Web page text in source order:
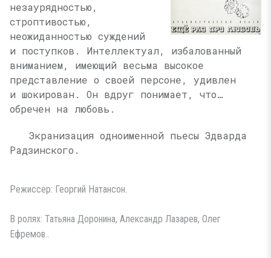
незаурядностью,
строптивостью,
неожиданностью суждений
и поступков. Интеллектуал, избалованный
вниманием, имеющий весьма высокое
представление о своей персоне, удивлен
и шокирован. Он вдруг понимает, что…
обречен на любовь.
Экранизация одноименной пьесы Эдварда
Радзинского.
Режиссер: Георгий Натансон.
В ролях: Татьяна Доронина, Александр Лазарев, Олег
Ефремов..